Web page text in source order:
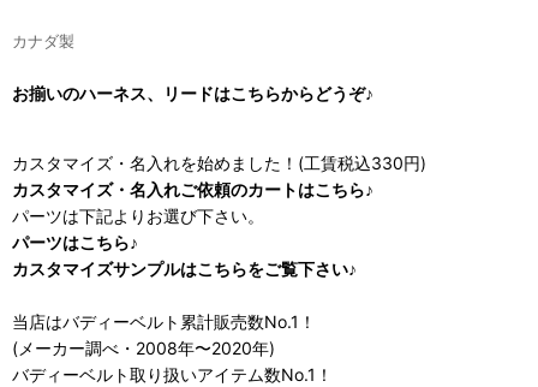
カナダ製
お揃いのハーネス、リードはこちらからどうぞ♪
カスタマイズ・名入れを始めました！(工賃税込330円)
カスタマイズ・名入れご依頼のカートはこちら♪
パーツは下記よりお選び下さい。
パーツはこちら♪
カスタマイズサンプルはこちらをご覧下さい♪
当店はバディーベルト累計販売数No.1！
(メーカー調べ・2008年〜2020年)
バディーベルト取り扱いアイテム数No.1！